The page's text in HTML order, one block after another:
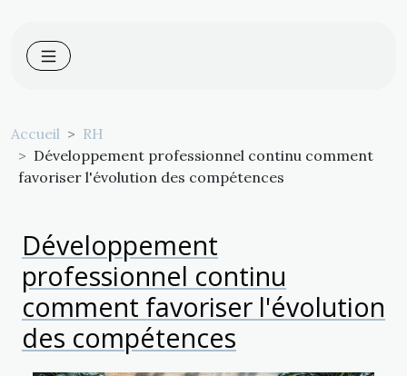
Accueil
RH
Développement professionnel continu comment
favoriser l'évolution des compétences
Développement
professionnel continu
comment favoriser l'évolution
des compétences